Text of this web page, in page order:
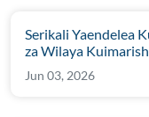
Serikali Yaendelea
za Wilaya
Jun 03, 2026